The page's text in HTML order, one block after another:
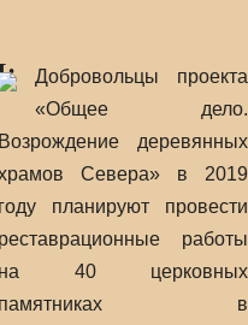
Добровольцы проекта
«Общее дело.
Возрождение деревянных
Севера» в 2019
году планируют провести
реставрационные работы
на 40 церковных
памятниках в